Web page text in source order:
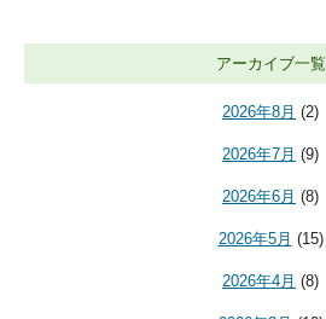
アーカイブ一覧
2026年8月 (2)
2026年7月 (9)
2026年6月 (8)
2026年5月 (15)
2026年4月 (8)